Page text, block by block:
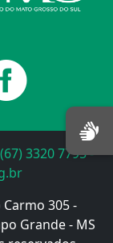
3320 7795 -
305 -
Grande - MS